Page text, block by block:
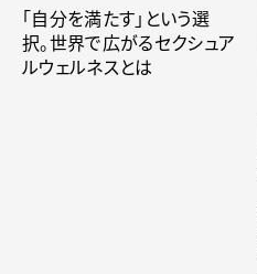
「自分を満たす」という選
択。世界で広がるセクシュア
ルウェルネスとは